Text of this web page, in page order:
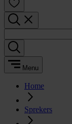
Menu
Home
Sprekers